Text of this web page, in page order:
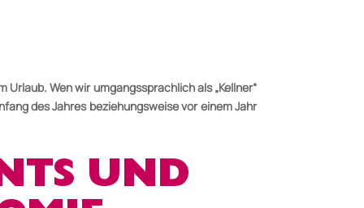
Urlaub. Wen wir umgangssprachlich als „Kellner“
des Jahres beziehungsweise vor einem Jahr
UND